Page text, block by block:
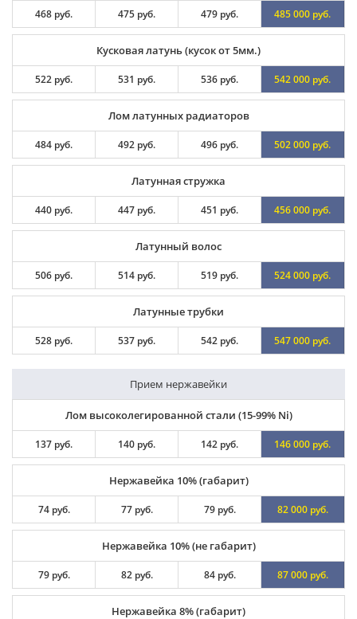
468 руб. 475 руб. 479 руб. 485 000 руб.
Кусковая латунь (кусок от 5мм.)
522 руб. 531 руб. 536 руб. 542 000 руб.
Лом латунных радиаторов
484 руб. 492 руб. 496 руб. 502 000 руб.
Латунная стружка
440 руб. 447 руб. 451 руб. 456 000 руб.
Латунный волос
506 руб. 514 руб. 519 руб. 524 000 руб.
Латунные трубки
528 руб. 537 руб. 542 руб. 547 000 руб.
Прием нержавейки
Лом высоколегированной стали (15-99% Ni)
137 руб. 140 руб. 142 руб. 146 000 руб.
Нержавейка 10% (габарит)
74 руб. 77 руб. 79 руб. 82 000 руб.
Нержавейка 10% (не габарит)
79 руб. 82 руб. 84 руб. 87 000 руб.
Нержавейка 8% (габарит)